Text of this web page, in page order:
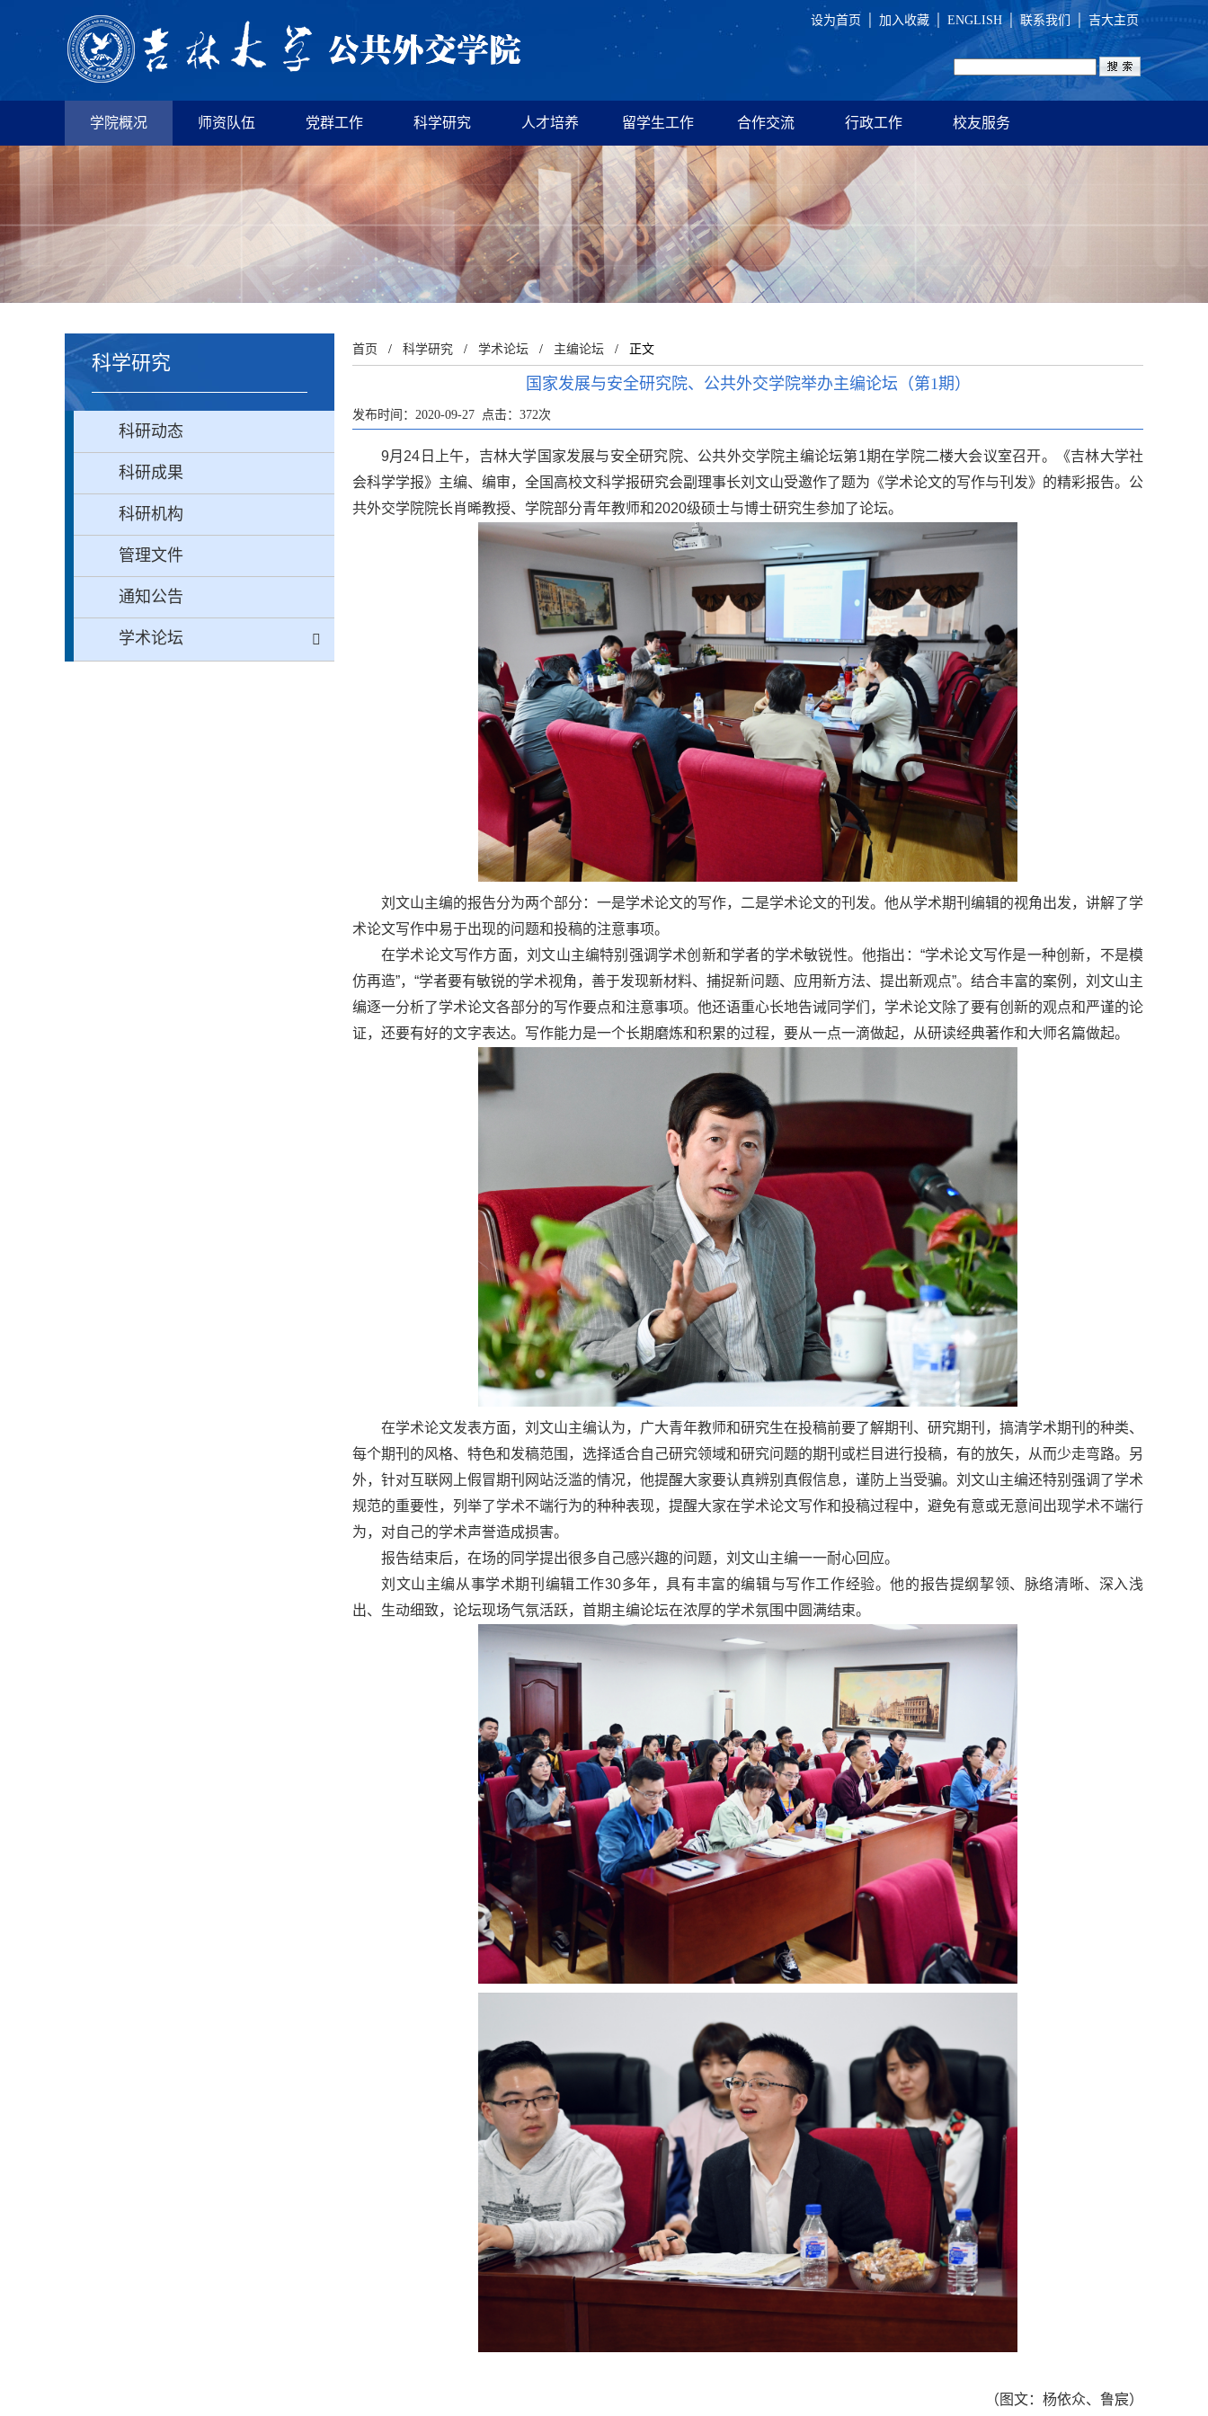
设为首页 加入收藏 ENGLISH │ 联系我们 │ 吉大主页
学院概况 师资队伍 党群工作 科学研究 人才培养 留学生工作 合作交流 行政工作 校友服务
科学研究
科研动态
科研成果
科研机构
管理文件
通知公告
学术论坛
首页 / 科学研究 / 学术论坛 / 主编论坛 / 正文
国家发展与安全研究院、公共外交学院举办主编论坛（第1期）
发布时间：2020-09-27 点击： 372次
9月24日上午，吉林大学国家发展与安全研究院、公共外交学院主编论坛第1期在学院二楼大会议室召开。《吉林大学社
会科学学报》主编、编审，全国高校文科学报研究会副理事长刘文山受邀作了题为《学术论文的写作与刊发》的精彩报告。公
共外交学院院长肖晞教授、学院部分青年教师和2020级硕士与博士研究生参加了论坛。
刘文山主编的报告分为两个部分：一是学术论文的写作，二是学术论文的刊发。他从学术期刊编辑的视角出发，讲解了学
术论文写作中易于出现的问题和投稿的注意事项。
在学术论文写作方面，刘文山主编特别强调学术创新和学者的学术敏锐性。他指出：“学术论文写作是一种创新，不是模
仿再造”，“学者要有敏锐的学术视角，善于发现新材料、捕捉新问题、应用新方法、提出新观点”。结合丰富的案例，刘文山主
编逐一分析了学术论文各部分的写作要点和注意事项。他还语重心长地告诫同学们，学术论文除了要有创新的观点和严谨的论
证，还要有好的文字表达。写作能力是一个长期磨炼和积累的过程，要从一点一滴做起，从研读经典著作和大师名篇做起。
在学术论文发表方面，刘文山主编认为，广大青年教师和研究生在投稿前要了解期刊、研究期刊，搞清学术期刊的种类、
每个期刊的风格、特色和发稿范围，选择适合自己研究领域和研究问题的期刊或栏目进行投稿，有的放矢，从而少走弯路。另
外，针对互联网上假冒期刊网站泛滥的情况，他提醒大家要认真辨别真假信息，谨防上当受骗。刘文山主编还特别强调了学术
规范的重要性，列举了学术不端行为的种种表现，提醒大家在学术论文写作和投稿过程中，避免有意或无意间出现学术不端行
为，对自己的学术声誉造成损害。
报告结束后，在场的同学提出很多自己感兴趣的问题，刘文山主编一一耐心回应。
刘文山主编从事学术期刊编辑工作30多年，具有丰富的编辑与写作工作经验。他的报告提纲挈领、脉络清晰、深入浅
出、生动细致，论坛现场气氛活跃，首期主编论坛在浓厚的学术氛围中圆满结束。
（ 图文：杨依众、鲁宸）